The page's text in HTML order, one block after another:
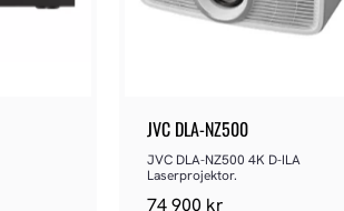
JVC DLA-NZ500
JVC DLA-NZ500 4K D-ILA
Laserprojektor.
74 900kr